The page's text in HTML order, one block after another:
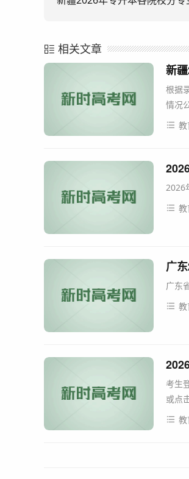
相关文章
新
根据
情况
教
2026
教
广
广东
教
考生
或点
教